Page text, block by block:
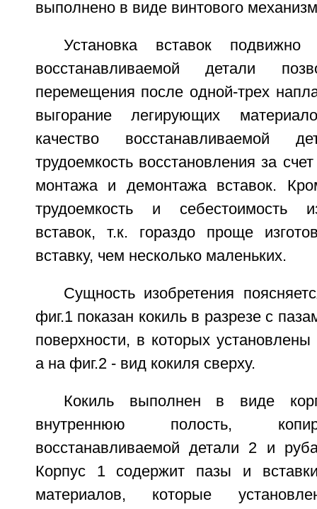
выполнено в виде винтового
Установка вставок
восстанавливаемой детали
перемещения после одной-трех
выгорание легирующих
качество восстанавливаемой
трудоемкость восстановления за
монтажа и демонтажа вставок.
трудоемкость и себестоимость
вставок, т.к. гораздо проще
вставку, чем несколько маленьких.
Сущность изобретения
фиг.1 показан кокиль в разрезе с
поверхности, в которых
а на фиг.2 - вид кокиля сверху.
Кокиль выполнен в виде
внутреннюю полость,
восстанавливаемой детали 2 и
Корпус 1 содержит пазы и
материалов, которые